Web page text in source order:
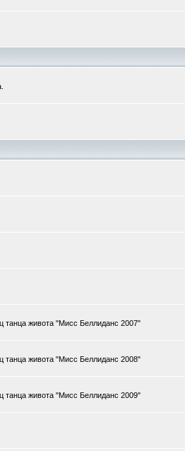
танца живота "Мисс Беллиданс 2007"
танца живота "Мисс Беллиданс 2008"
танца живота "Мисс Беллиданс 2009"